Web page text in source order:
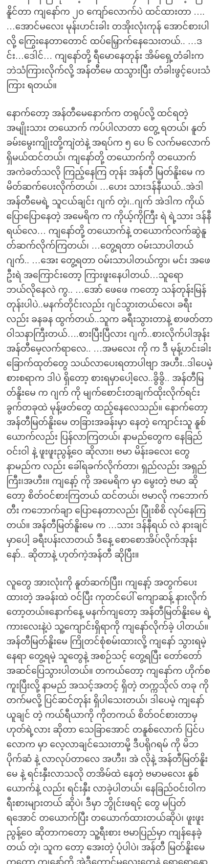
နိူင်တာ ကျနော်က ၂၀ ကျော်လောက်ပဲ ထင်ထားတာ ….
…အောင်မလေး မုန်းဟင်းခါး တအိုးလုံးကုန် အောင်စားပါ
လို့ ကြွေးနေတာတောင် ထပ်မြှောက်နေသေးတယ်.. …ဒ
င်း…ဒေါင်… ကျနော်တို့ ရီမောနေတုန်း အိမ်ရှေ့တံခါးက
ဘဲသံကြားလိုက်လို့ အန်တီမေ ထသွားပြီး တံခါးဖွင့်ပေးသံ
ကြား ရတယ်။
နောက်တော့ အန်တီမေနောက်က တရုပ်လို့ ထင်ရတဲ့
အမျိုးသား တယောက် ကပ်ပါလာတာ တွေ့ ရတယ်၊ နူတ်
ခမ်းမွေးကျိုးတို့ကျဲတဲနဲ့ အရပ်က ၅ ပေ ၆ လက်မလောက်
ရှိမယ်ထင်တယ်၊ ကျနော်တို့ တယောက်ကို တယောက်
အကဲခတ်သလို ကြည့်နေကြ တုန်း အန်တီ မြတ်နိူးမေ က
မိတ်ဆက်ပေးလိုက်တယ်၊ …ဟေး သားဒန်နီယယ်..အဲဒါ
အန်တီမေရဲ့ သူငယ်ချင်း ဂျက် တဲ့၊..ဂျက် အဲဒါက ကိုယ်
ပြောပြောနေတဲ့ အမေရိက က ကိုယ့်ကိုကြီး ရဲ ရဲ့သား ဒန်နီ
ရယ်လေ… ကျနော်တို့ တယောက်နဲ့ တယောက်လက်ဆွဲနူ
တ်ဆက်လိုက်ကြတယ်၊ …တွေ့ရတာ ဝမ်းသာပါတယ်
ဂျက်.. …အေး တွေ့ရတာ ဝမ်းသာပါတယ်ကွာ၊ မင်း အဖေ
ဦးရဲ အကြောင်းတော့ ကြားဖူးနေပါတယ်…သူရော
ဘယ်လိုနေလဲ ကွ.. …အော် ဖေဖေ ကတော့ သန်တုန်းမြန်
တုန်းပါပဲ..မနက်တိုင်းလည်း ဂျင်သွားတယ်လေ၊ ခရီး
လည်း ခနခန ထွက်တယ်..သူက ခရီးသွားတာနဲ့ စာဖတ်တာ
ဝါသနာကြီးတယ်….စားပြီးပြီလား ဂျက်..စားလိုက်ပါအုန်း
အန်တီမေ့လက်ရာလေ.. …အမလေး ကို က ဒီ မုန့်ဟင်းခါး
ခြောက်ထုတ်တွေ သယ်လာပေးရတာပါဗျာ အဟီး..ဒါပေမဲ့
စားစရာက ဒါပဲ ရှိတော့ စားရမှာပေါ့လေ..ခွိခွိ.. အန်တီမြ
တ်နိူးမေ က ဂျက် ကို မျက်စောင်းတချက်ထိုးလိုက်ရင်း
ခွက်တခုထဲ မုန့်ဖတ်တွေ ထည့်နေလေသည်။ နောက်တော့
အန်တီမြတ်နိူးမေ တခြားအခန်းမှာ နေတဲ့ ကျောင်းသူ နူစ်
ယောက်လည်း ပြန်လာကြတယ်၊ နာမည်တွေက နေခြည်
ဝင်းဝါ နဲ့ ဖူးဖူးညွန့်ဝေ ဆိုလား၊ ဗမာ မိန်းခလေး တွေ
နာမည်က လည်း ခေါ်ရခက်လိုက်တာ၊ ရှည်လည်း အရှည်
ကြီး၊အဟီး။ ကျနော့် ကို အမေရိက မှာ မွေးတဲ့ ဗမာ ဆို
တော့ စိတ်ဝင်စားကြတယ် ထင်တယ်၊ ဗမာလို ကဘောက်
တီး ကဘောက်ချာ ပြောနေတာလည်း ပြုံးစိစိ လုပ်နေကြ
တယ်။ အန်တီမြတ်နိူးမေ က …သား ဒန်နီရယ် လဲ နားချင်
မှာပေါ့ ခရီးပန်းလာတယ် ဒီနေ့ စောစောအိပ်လိုက်အုန်း
နော်.. ဆိုတာနဲ့ ဟုတ်ကဲ့အန်တီ ဆိုပြီး။
လူတွေ အားလုံးကို နူတ်ဆက်ပြီး၊ ကျနော့် အတွက်ပေး
ထားတဲ့ အခန်းထဲ ဝင်ပြီး ကုတင်ပေါ် ကျောဆန့် နားလိုက်
တော့တယ်။နောက်နေ့ မနက်ကျတော့ အန်တီမြတ်နိူးမေ ရဲ့
ကားလေးနဲ့ပဲ သူ့ကျောင်းရှိရာကို ကျနော်လိုက်ခဲ့ ပါတယ်။
အန်တီမြတ်နိူးမေ ကြိုတင်စုံစမ်းထားလို့ ကျနော် သွားရမဲ့
နေရာ တွေ့ရမဲ့ သူတွေနဲ့ အစဉ်သင့် တွေ့ရပြီး တော်တော်
အဆင်ပြေသွားပါတယ်။ တကယ်တော့ ကျနော်က ဟိုက်စ
ကူးပြီးလို့ နာမည် အသင့်အတင့် ရှိတဲ့ တက္ကသိုလ် တခု ကို
တက်မလို့ ပြင်ဆင်တုန်း ရှိပါသေးတယ်၊ ဒါပေမဲ့ ကျနော်
ယူချင် တဲ့ ကယ်ရီယာကို ကိုတကယ် စိတ်ဝင်စားတာမှ
ဟုတ်ရဲ့လား ဆိုတာ သေခြာအောင် တနူစ်လောက် ပြင်ပ
လောက မှာ လေ့လာချင်သေးတာမို့ ဒီပရိုဂရမ် ကို မိဘ
ပိုက်ဆံ နဲ့ လာလုပ်တာလေ အဟီး၊ အဲ လိုနဲ့ အန်တီမြတ်နိူး
မေ နဲ့ ရင်းနှီးလာသလို တအိမ်ထဲ နေတဲ့ ဗမာမလေး နူစ်
ယောက်နဲ့ လည်း ရင်းနှီး လာခဲ့ပါတယ်၊ နေခြည်ဝင်းဝါက
ရီးစားများတယ် ဆိုပဲ၊ ဒီမှာ ဘွိုင်းဖရင့် တွေ မပြတ်
ရအောင် တယောက်ပြီး တယောက်ထားတယ်ဆိုပဲ၊ ဖူးဖူး
ညွန့်ဝေ ဆိုတာကတော့ သူ့ရီးစား ဗမာပြည်မှာ ကျန်နေခဲ့
တယ် တဲ့၊ သူက တော့ အေးတဲ့ ပုံပါပဲ၊ အန်တီ မြတ်နိူးမေ
ကတော့ ကျနော့်ကို အဲဒီကောင်မလေးတွေနဲ့ ရောရောနှော